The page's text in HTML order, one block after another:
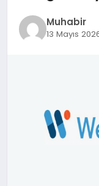
TEKNOLOJI
YAŞAM
Muhabir
13 Mayıs